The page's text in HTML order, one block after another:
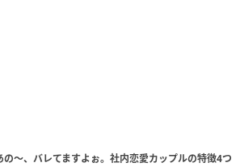
の〜、バレてますよぉ。社内恋愛カップルの特徴4つ